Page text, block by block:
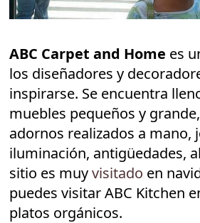
ABC Carpet and Home es
los diseñadores y
inspirarse. Se encuentra
muebles pequeños y
adornos realizados a mano,
iluminación, antigüedades,
sitio es muyvisitado en
puedes visitar ABC Kitchen
platos orgánicos.